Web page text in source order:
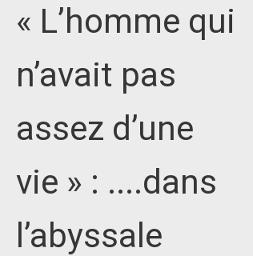
« L’homme qui
n’avait pas
assez d’une
vie » : ....dans
l’abyssale